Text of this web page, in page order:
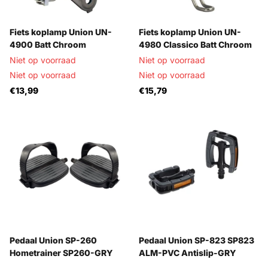
Fiets koplamp Union UN-
4900 Batt Chroom
Niet op voorraad
Niet op voorraad
€13,99
Fiets koplamp Union UN-
4980 Classico Batt Chroom
Niet op voorraad
Niet op voorraad
€15,79
Pedaal Union SP-260
Hometrainer SP260-GRY
Pedaal Union SP-823 SP823
ALM-PVC Antislip-GRY